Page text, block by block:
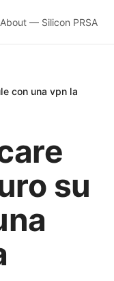
About — Silicon PRSA
con una vpn la
su